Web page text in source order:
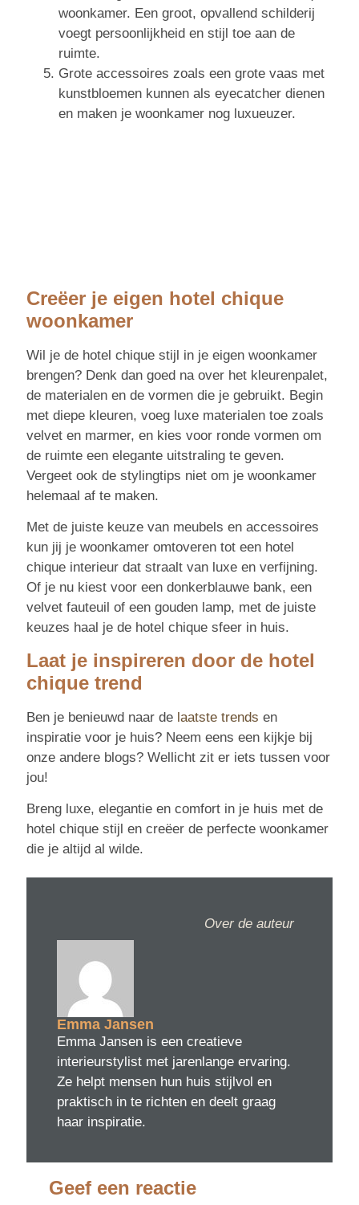
woonkamer. Een groot, opvallend schilderij
voegt persoonlijkheid en stijl toe aan de
ruimte.
Grote accessoires zoals een grote vaas met
kunstbloemen kunnen als eyecatcher dienen
en maken je woonkamer nog luxueuzer.
Creëer je eigen hotel chique
woonkamer
Wil je de hotel chique stijl in je eigen woonkamer
brengen? Denk dan goed na over het kleurenpalet,
de materialen en de vormen die je gebruikt. Begin
met diepe kleuren, voeg luxe materialen toe zoals
velvet en marmer, en kies voor ronde vormen om
de ruimte een elegante uitstraling te geven.
Vergeet ook de stylingtips niet om je woonkamer
helemaal af te maken.
Met de juiste keuze van meubels en accessoires
kun jij je woonkamer omtoveren tot een hotel
chique interieur dat straalt van luxe en verfijning.
Of je nu kiest voor een donkerblauwe bank, een
velvet fauteuil of een gouden lamp, met de juiste
keuzes haal je de hotel chique sfeer in huis.
Laat je inspireren door de hotel
chique trend
Ben je benieuwd naar de laatste trends en
inspiratie voor je huis? Neem eens een kijkje bij
onze andere blogs? Wellicht zit er iets tussen voor
jou!
Breng luxe, elegantie en comfort in je huis met de
hotel chique stijl en creëer de perfecte woonkamer
die je altijd al wilde.
Over de auteur
Emma Jansen
Emma Jansen is een creatieve
interieurstylist met jarenlange ervaring.
Ze helpt mensen hun huis stijlvol en
praktisch in te richten en deelt graag
haar inspiratie.
Geef een reactie